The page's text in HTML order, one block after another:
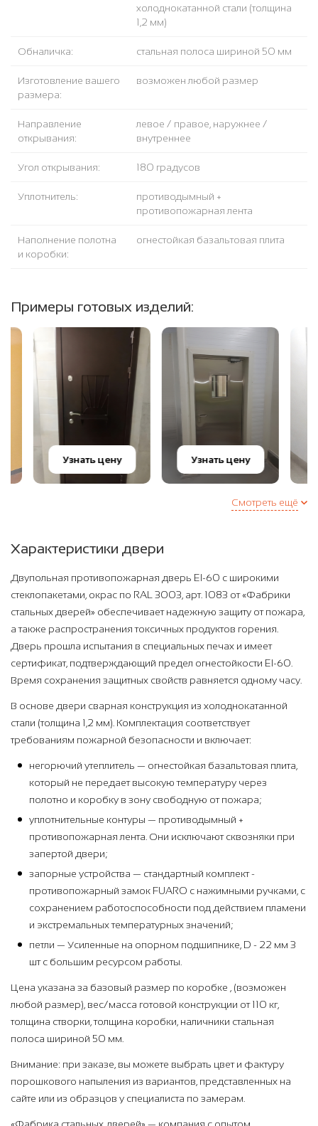
холоднокатанной стали (толщина
1,2 мм)
Обналичка: стальная полоса шириной 50 мм
Изготовление вашего
размера:
возможен любой размер
Направление
открывания:
левое / правое, наружнее /
внутреннее
Угол открывания: 180 градусов
Уплотнитель:
противодымный +
противопожарная лента
Наполнение полотна
и коробки:
огнестойкая базальтовая плита
Примеры готовых изделий:
Узнать цену Узнать цену
Смотреть ещё
Характеристики двери
Двупольная противопожарная дверь EI-60 с широкими
стеклопакетами, окрас по RAL 3003, арт. 1083 от «Фабрики
стальных дверей» обеспечивает надежную защиту от пожара,
а также распространения токсичных продуктов горения.
Дверь прошла испытания в специальных печах и имеет
сертификат, подтверждающий предел огнестойкости EI-60.
Время сохранения защитных свойств равняется одному часу.
В основе двери сварная конструкция из холоднокатанной
стали (толщина 1,2 мм). Комплектация соответствует
требованиям пожарной безопасности и включает:
негорючий утеплитель — огнестойкая базальтовая плита,
который не передает высокую температуру через
полотно и коробку в зону свободную от пожара;
уплотнительные контуры — противодымный +
противопожарная лента. Они исключают сквозняки при
запертой двери;
запорные устройства — стандартный комплект -
противопожарный замок FUARO с нажимными ручками, с
сохранением работоспособности под действием пламени
и экстремальных температурных значений;
петли — Усиленные на опорном подшипнике, D - 22 мм 3
шт с большим ресурсом работы.
Цена указана за базовый размер по коробке , (возможен
любой размер), вес/масса готовой конструкции от 110 кг,
толщина створки, толщина коробки, наличники стальная
полоса шириной 50 мм.
Внимание: при заказе, вы можете выбрать цвет и фактуру
порошкового напыления из вариантов, представленных на
сайте или из образцов у специалиста по замерам.